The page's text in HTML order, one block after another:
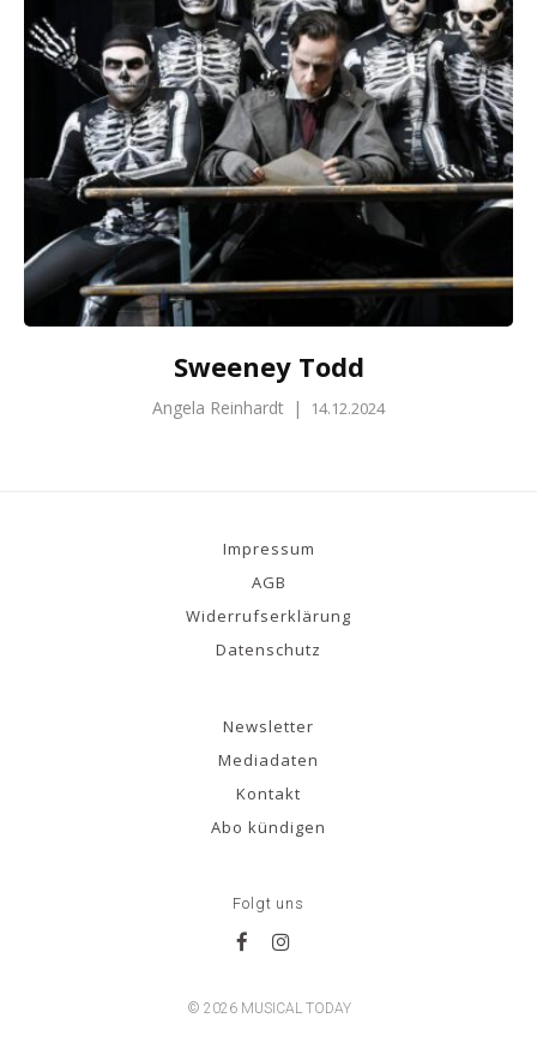
Sweeney Todd
Angela Reinhardt | 14.12.2024
Impressum
AGB
Widerrufserklärung
Datenschutz
Newsletter
Mediadaten
Kontakt
Abo kündigen
Folgt uns
© 2026 MUSICAL TODAY